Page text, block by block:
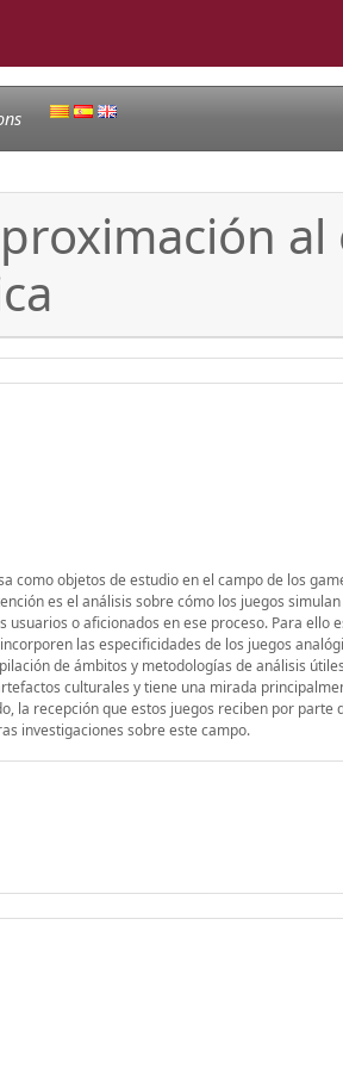
como objetos de estudio en el campo de los
es el análisis sobre cómo los juegos
o aficionados en ese proceso. Para ello
las especificidades de los juegos
de ámbitos y metodologías de análisis
culturales y tiene una mirada
la recepción que estos juegos reciben por parte
investigaciones sobre este campo.